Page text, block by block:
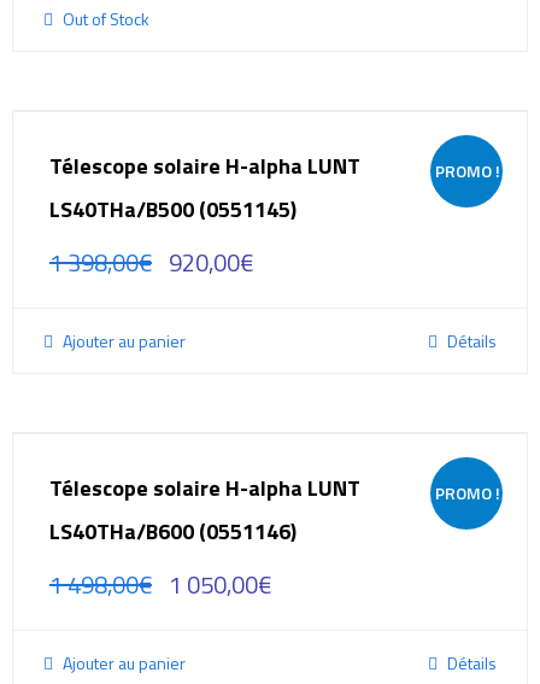
Out of Stock
PROMO !
Télescope solaire H-alpha LUNT
LS40THa/B500 (0551145)
1 398,00€ 920,00€
Ajouter au panier Détails
PROMO !
Télescope solaire H-alpha LUNT
LS40THa/B600 (0551146)
1 498,00€ 1 050,00€
Ajouter au panier Détails